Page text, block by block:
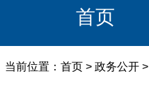
首页
当前位置： 首页 > 政务公开 >